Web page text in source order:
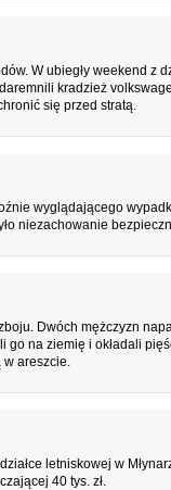
W ubiegły weekend z
kradzież
się przed stratą.
wyglądającego
niezachowanie
Dwóch mężczyzn
go na ziemię i okładali
areszcie.
letniskowej w
40 tys. zł.